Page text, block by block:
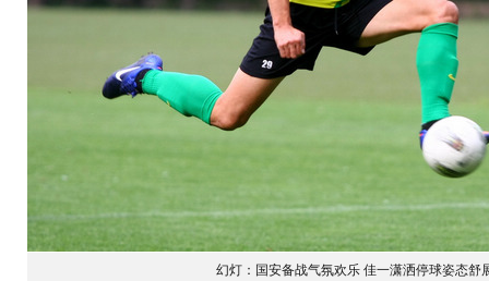
幻灯：国安备战气氛欢乐 佳一潇洒停球姿态舒